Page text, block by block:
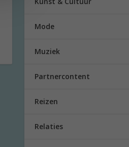
Mode
Muziek
Partnercontent
Reizen
Relaties